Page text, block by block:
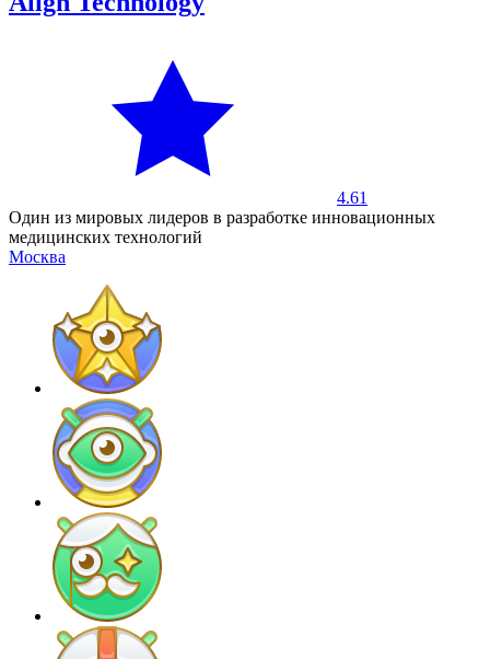
4.61
Один из мировых лидеров в разработке инновационных
медицинских технологий
Москва